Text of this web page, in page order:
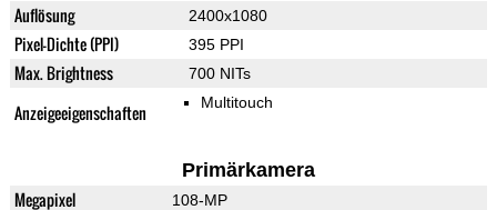
Auflösung 2400x1080
Pixel-Dichte (PPI) 395 PPI
Max. Brightness 700 NITs
Anzeigeeigenschaften Multitouch
Primärkamera
Megapixel 108-MP